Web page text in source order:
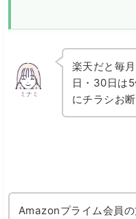
ミナミ
楽天だと毎
日・30日は
にチラシお
Amazonプライム会員